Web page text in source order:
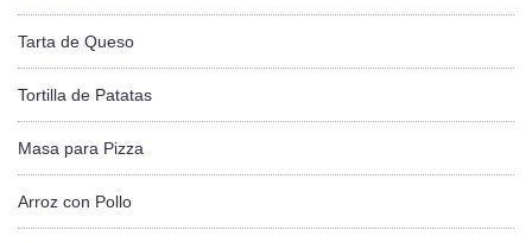
Tarta de Queso
Tortilla de Patatas
Masa para Pizza
Arroz con Pollo